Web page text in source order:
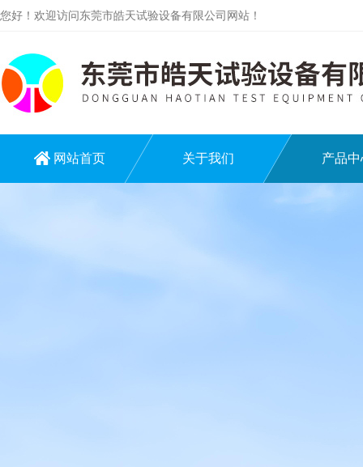
您好！欢迎访问东莞市皓天试验设备有限公司网站！
网站首页 关于我们 产品中